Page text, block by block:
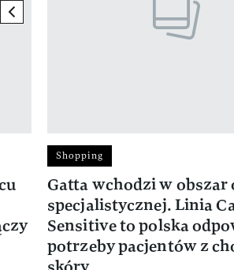
previous element
Shopping
Gatta wchodzi w obszar
specjalistycznej. Linia
Sensitive to polska
potrzeby pacjentów z